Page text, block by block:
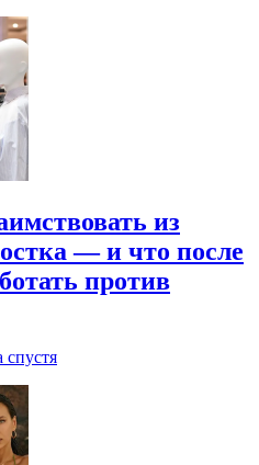
из
— и что после
против
спустя